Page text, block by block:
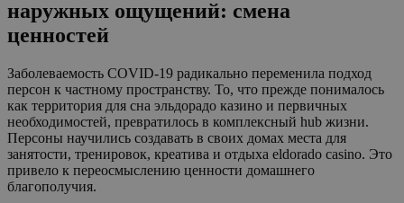
наружных ощущений: смена
ценностей
Заболеваемость COVID-19 радикально переменила подход
персон к частному пространству. То, что прежде понималось
как территория для сна эльдорадо казино и первичных
необходимостей, превратилось в комплексный hub жизни.
Персоны научились создавать в своих домах места для
занятости, тренировок, креатива и отдыха eldorado casino. Это
привело к переосмыслению ценности домашнего
благополучия.